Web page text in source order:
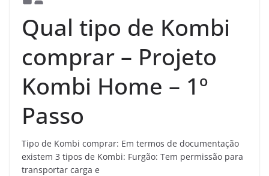
Qual tipo de Kombi
comprar – Projeto
Kombi Home – 1º
Passo
Tipo de Kombi comprar: Em termos de documentação
existem 3 tipos de Kombi: Furgão: Tem permissão para
transportar carga e